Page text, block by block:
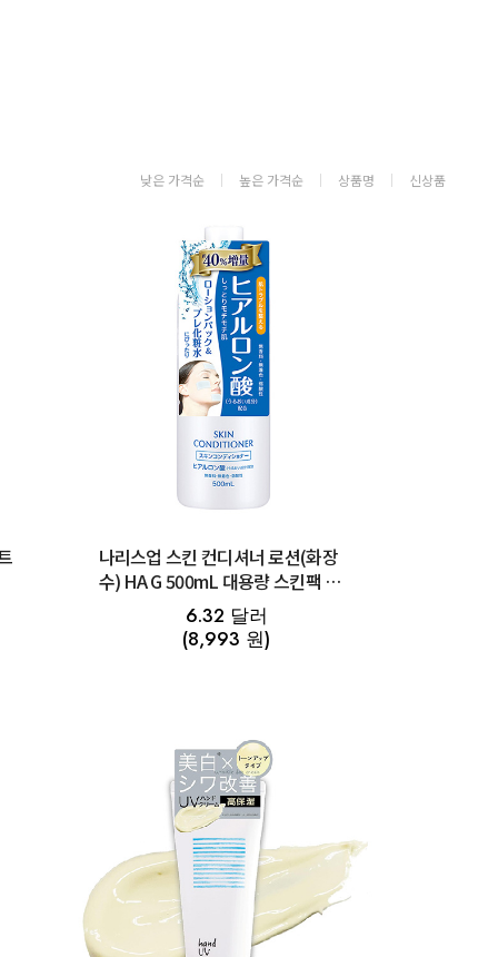
낮은 가격순 높은 가격순 상품명 신상품
나리스업 스킨 컨디셔너 로션(화장
수) HA G 500mL 대용량 스킨팩 추
6.32 달러
(8,993 원)